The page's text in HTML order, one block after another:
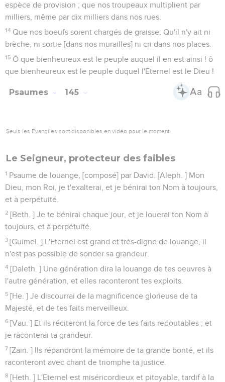
espèce de provision ; que nos troupeaux multiplient par
milliers, même par dix milliers dans nos rues.
14 Que nos boeufs soient chargés de graisse. Qu'il n'y ait ni
brèche, ni sortie [dans nos murailles] ni cri dans nos places.
15 Ô que bienheureux est le peuple auquel il en est ainsi ! ô
que bienheureux est le peuple duquel l'Eternel est le Dieu !
Psaumes 145
Seuls les Évangiles sont disponibles en vidéo pour le moment.
Le Seigneur, protecteur des faibles
1 Psaume de louange, [composé] par David. [Aleph. ] Mon
Dieu, mon Roi, je t'exalterai, et je bénirai ton Nom à toujours,
et à perpétuité.
2 [Beth. ] Je te bénirai chaque jour, et je louerai ton Nom à
toujours, et à perpétuité.
3 [Guimel. ] L'Eternel est grand et très-digne de louange, il
n'est pas possible de sonder sa grandeur.
4 [Daleth. ] Une génération dira la louange de tes oeuvres à
l'autre génération, et elles raconteront tes exploits.
5 [He. ] Je discourrai de la magnificence glorieuse de ta
Majesté, et de tes faits merveilleux.
6 [Vau. ] Et ils réciteront la force de tes faits redoutables ; et
je raconterai ta grandeur.
7 [Zaïn. ] Ils répandront la mémoire de ta grande bonté, et ils
raconteront avec chant de triomphe ta justice.
8 [Heth. ] L'Eternel est miséricordieux et pitoyable, tardif à la